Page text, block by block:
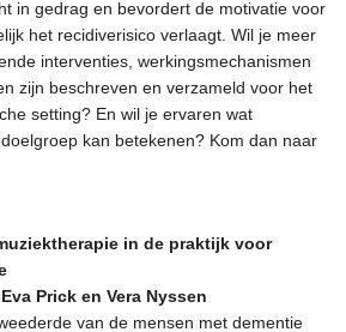
in gedrag en bevordert de motivatie voor
het recidiverisico verlaagt. Wil je meer
interventies, werkingsmechanismen
zijn beschreven en verzameld voor het
setting? En wil je ervaren wat
kan betekenen? Kom dan naar
in de praktijk voor
Prick en Vera Nyssen
van de mensen met dementie